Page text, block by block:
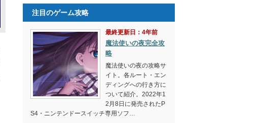
注目のゲーム攻略
最終更新日：4年前
魔法使いの夜完全攻
略
魔法使いの夜の攻略サ
イト。各ルート・エン
ディングへの行き方に
ついて紹介。2022年1
2月8日に発売されたP
S4・ニンテンドースイッチ専用ソフ…